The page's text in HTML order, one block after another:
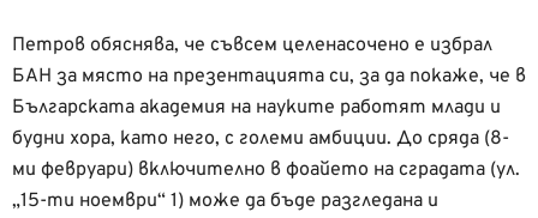
Петров обяснява, че съвсем целенасочено е избрал
БАН за място на презентацията си, за да покаже, че в
Българската академия на науките работят млади и
будни хора, като него, с големи амбиции. До сряда (8-
ми февруари) включително в фоайето на сградата (ул.
„15-ти ноември“ 1) може да бъде разгледана и